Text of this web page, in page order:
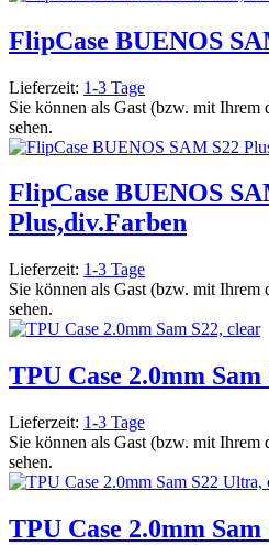
FlipCase BUENOS
Lieferzeit: 1-3 Tage
Sie können als Gast (bzw. mit Ihrem
sehen.
FlipCase BUENOS
Plus,div.Farben
Lieferzeit: 1-3 Tage
Sie können als Gast (bzw. mit Ihrem
sehen.
TPU Case 2.0mm Sam
Lieferzeit: 1-3 Tage
Sie können als Gast (bzw. mit Ihrem
sehen.
TPU Case 2.0mm